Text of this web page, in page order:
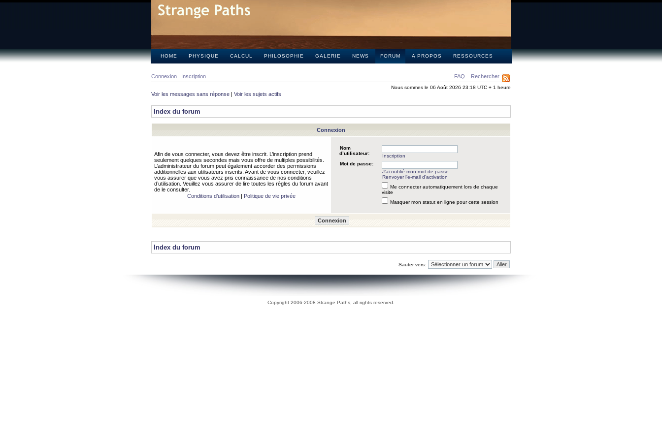
HOME PHYSIQUE CALCUL PHILOSOPHIE GALERIE NEWS FORUM A PROPOS RESSOURCES
FAQ Rechercher
Connexion Inscription
Nous sommes le 06 Août 2026 23:18 UTC + 1 heure
Voir les messages sans réponse | Voir les sujets actifs
Index du forum
Connexion
Afin de vous connecter, vous devez être inscrit. L’inscription prend
seulement quelques secondes mais vous offre de multiples possibilités.
L’administrateur du forum peut également accorder des permissions
additionnelles aux utilisateurs inscrits. Avant de vous connecter, veuillez
vous assurer que vous avez pris connaissance de nos conditions
d’utilisation. Veuillez vous assurer de lire toutes les règles du forum avant
de le consulter.
Conditions d’utilisation| Politique de vie privée
Nom
d’utilisateur:
Inscription
Mot de passe:
J’ai oublié mon mot de passe
Renvoyer l’e-mail d’activation
Me connecter automatiquement lors de chaque
visite
Masquer mon statut en ligne pour cette session
Index du forum
Sauter vers:
Copyright 2006-2008 Strange Paths, all rights reserved.